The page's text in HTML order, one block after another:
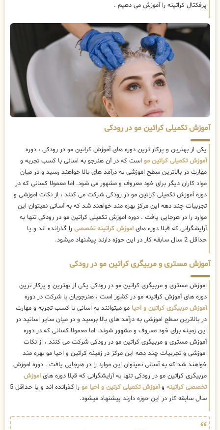
پرفکتال کراتینه را آموزش می دهیم .
آموزش تکمیلی کراتین مو در رودکی
یکی از بهترین و پرکار ترین دوره های آموزش کراتین مو در رودکی ، دوره
آموزش تکمیلی کراتین مو است که در آن هنرجو به اسانی با کسب تجربه و
مهارت در بالاترین سطح اموزشی به درآمد های بالا خواهند رسید و در میان
مواد کاران دیگر برای خود معروف و مشهور می شود. اما معمولا کسانی که در
دوره آموزش تکمیلی کراتین مو در رودکی شرکت می کنند ، از نکات اموزشی و
تجربیات چند دهه این مرکز بهره مند خواهند شد که به آسانی نمیتوان این
موارد را در هرجایی یافت . دوره اموزش تکمیلی کراتین مو در رودکی تنها به
آرایشگرانی که قبلا دوره های اموزش کراتینه تخصصی را گذرانده اند و یا
حداقل 2 سال سابقه کار در این حوزه دارند پیشنهاد میشود.
آموزش مستری و مربیگری کراتین مو در رودکی
اموزش مستری و مربیگری کراتین مو در رودکی یکی از بهترین و پرکار ترین
دوره های آموزش کراتینه مو در کشور است ، هنرجویان با شرکت در دوره
آموزش مربیگری کراتین و احیا مو میتوانند به اسانی با کسب تجربه و مهارت
در بالاترین سطح اموزشی به درآمد های بالا برسید و در میان سایر اساتید در
این زمینه برای خود معروف و مشهور شوند. اما معمولا کسانی که در دوره
آموزش مستری و مربیگری کراتین مو در رودکی شرکت می کنند ، از نکات
اموزشی و تجربیات چند دهه این مرکز در زمینه کراتین و احیا مو بهره مند
خواهند شد که به آسانی نمیتوان این موارد را در هرجایی یافت . دوره اموزش
مربیگری کراتین مو در رودکی تنها به آرایشگرانی که قبلا دوره های اموزش
تخصصی کراتینه وآموزش تکمیلی کرتین و احیا مو
را گذرانده اند و یا حداقل 5
سال سابقه کار در این حوزه دارند پیشنهاد میشود.